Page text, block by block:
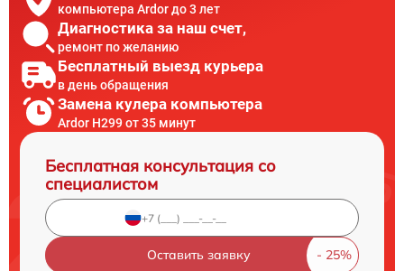
компьютера Ardor до 3 лет
Диагностика за наш счет,
ремонт по желанию
Бесплатный выезд курьера
в день обращения
Замена кулера компьютера
Ardor H299 от 35 минут
Бесплатная консультация со
специалистом
Оставить заявку